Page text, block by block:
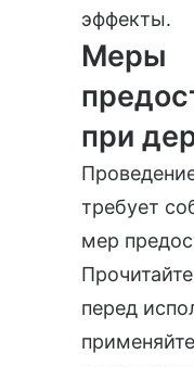
эффекты.
Меры
при
требует
мер
перед